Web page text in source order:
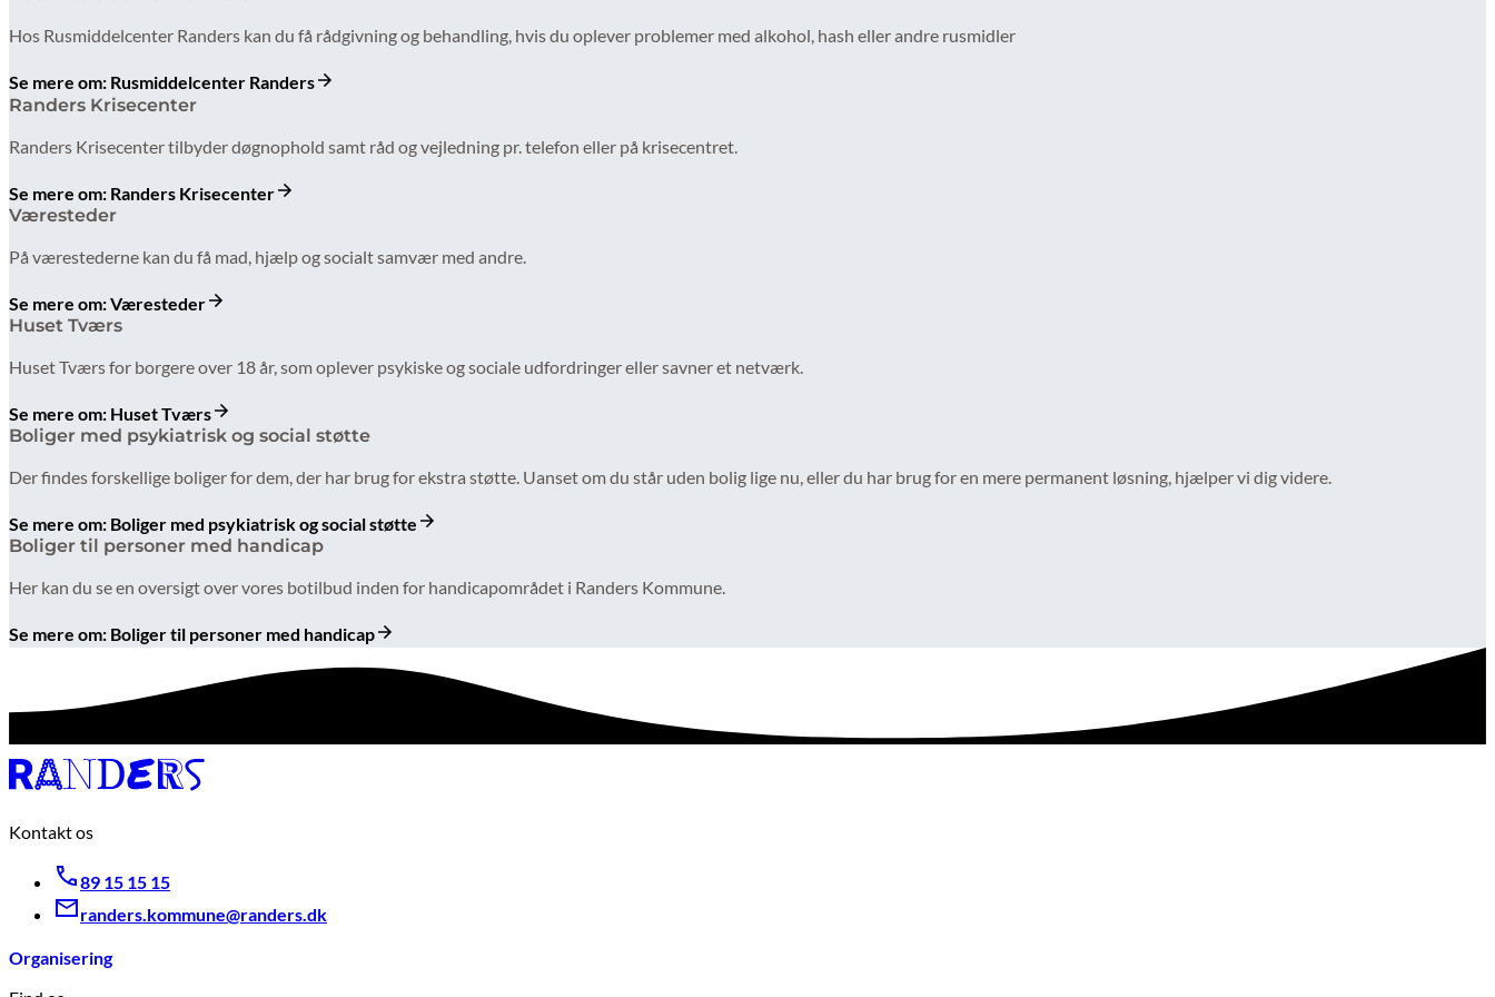
Hos Rusmiddelcenter Randers kan du få rådgivning og behandling, hvis du oplever problemer med alkohol, hash eller andre rusmidler
Se mere om: Rusmiddelcenter Randers
Randers Krisecenter
Randers Krisecenter tilbyder døgnophold samt råd og vejledning pr. telefon eller på krisecentret.
Se mere om: Randers Krisecenter
Væresteder
På værestederne kan du få mad, hjælp og socialt samvær med andre.
Se mere om: Væresteder
Huset Tværs
Huset Tværs for borgere over 18 år, som oplever psykiske og sociale udfordringer eller savner et netværk.
Se mere om: Huset Tværs
Boliger med psykiatrisk og social støtte
Der findes forskellige boliger for dem, der har brug for ekstra støtte. Uanset om du står uden bolig lige nu, eller du har brug for en mere permanent løsning, hjælper vi dig videre.
Se mere om: Boliger med psykiatrisk og social støtte
Boliger til personer med handicap
Her kan du se en oversigt over vores botilbud inden for handicapområdet i Randers Kommune.
Se mere om: Boliger til personer med handicap
Kontakt os
89 15 15 15
randers.kommune@randers.dk
Organisering